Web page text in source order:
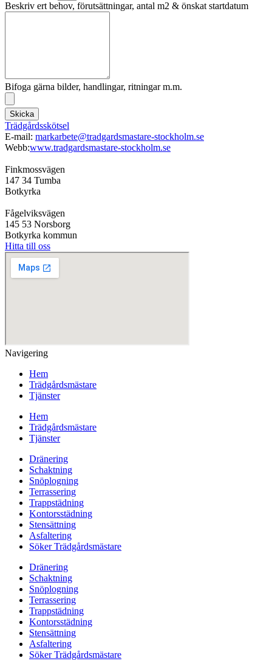
Beskriv ert behov, förutsättningar, antal m2 & önskat startdatum
Bifoga gärna bilder, handlingar, ritningar m.m.
Skicka
Trädgårdsskötsel
E-mail: markarbete@tradgardsmastare-stockholm.se
Webb:www.tradgardsmastare-stockholm.se
Finkmossvägen
147 34 Tumba
Botkyrka
Fågelviksvägen
145 53 Norsborg
Botkyrka kommun
Hitta till oss
Navigering
Hem
Trädgårdsmästare
Tjänster
Hem
Trädgårdsmästare
Tjänster
Dränering
Schaktning
Snöplogning
Terrassering
Trappstädning
Kontorsstädning
Stensättning
Asfaltering
Söker Trädgårdsmästare
Dränering
Schaktning
Snöplogning
Terrassering
Trappstädning
Kontorsstädning
Stensättning
Asfaltering
Söker Trädgårdsmästare